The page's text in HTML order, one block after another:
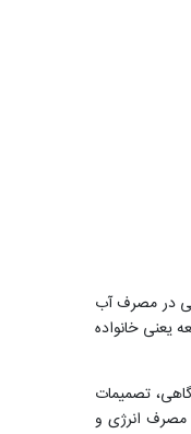
در مصرف آب
یعنی خانواده
تصمیمات
مصرف انرژی و